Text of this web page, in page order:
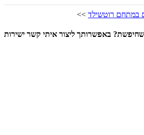
במתחם רוטשילד >>
באפשרותך ליצור איתי קשר ישירות